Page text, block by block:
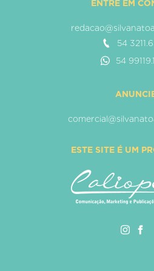
ENTRE EM
54
54
ESTE SITE É UM